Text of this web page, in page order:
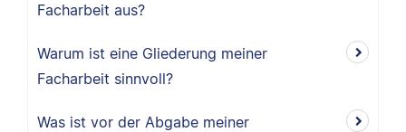
Facharbeit aus?
Warum ist eine Gliederung meiner
Facharbeit sinnvoll?
Was ist vor der Abgabe meiner